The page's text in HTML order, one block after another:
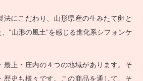
にこだわり、山形県産の生みたて卵と
”山形の風土”を感じる進化系シフォンケ
最上・庄内の４つの地域があります。そ
歴史も様々です。この商品を通して、そ